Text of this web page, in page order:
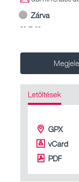
Zárva
-- – --
Letöltések
GPX
vCard
PDF